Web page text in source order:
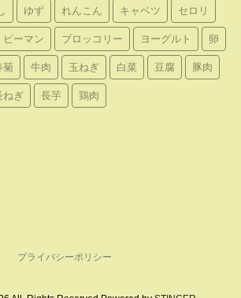
ゆず れんこん キャベツ セロリ
ピーマン ブロッコリー ヨーグルト 卵
菊 牛肉 玉ねぎ 白菜 豆腐 豚肉
ねぎ 長芋 鶏肉
プライバシーポリシー